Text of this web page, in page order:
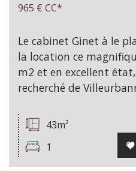
965 € CC*
Le cabinet Ginet à le
la location ce
m2 et en excellent
recherché de
43m²
1